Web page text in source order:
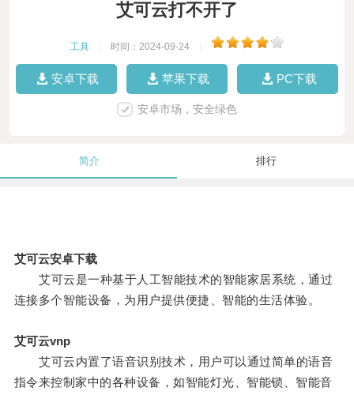
艾可云打不开了
工具 时间：2024-09-24
安卓下载 苹果下载 PC下载
安卓市场，安全绿色
简介 排行
艾可云安卓下载
艾可云是一种基于人工智能技术的智能家居系统，通过
连接多个智能设备，为用户提供便捷、智能的生活体验。
艾可云vnp
艾可云内置了语音识别技术，用户可以通过简单的语音
指令来控制家中的各种设备，如智能灯光、智能锁、智能音